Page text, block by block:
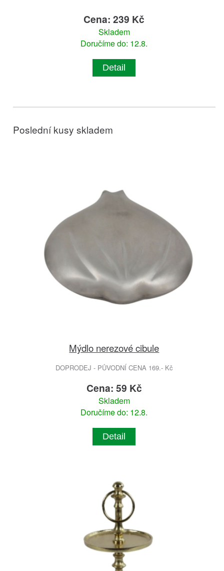
Cena: 239 Kč
Skladem
Doručíme do: 12.8.
Detail
Poslední kusy skladem
Mýdlo nerezové cibule
DOPRODEJ - PŮVODNÍ CENA 169.- Kč
Cena: 59 Kč
Skladem
Doručíme do: 12.8.
Detail